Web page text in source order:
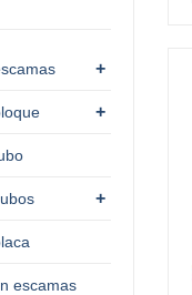
+
+
+
escamas